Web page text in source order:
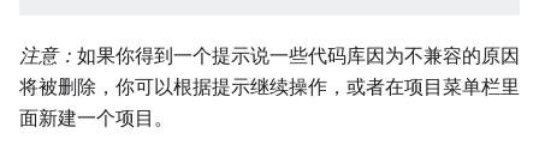
注意： 如果你得到一个提示说一些代码库因为不兼容的原因
将被删除，你可以根据提示继续操作，或者在项目菜单栏里
面新建一个项目。